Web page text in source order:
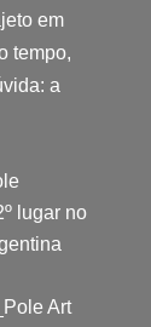
em
tempo,
a
lugar no
Art